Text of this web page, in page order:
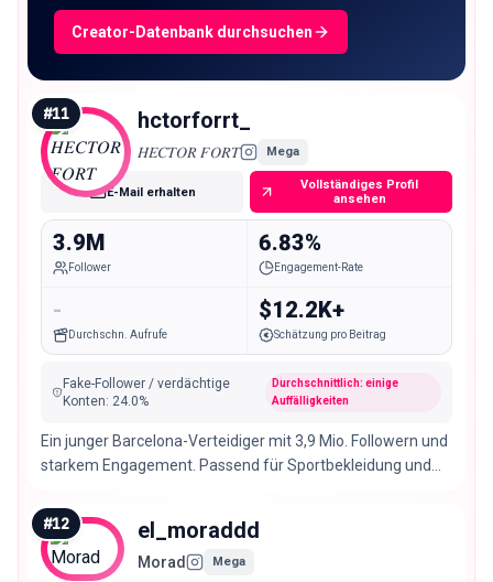
Creator-Datenbank durchsuchen
#11 hctorforrt_
𝐻𝐸𝐶𝑇𝑂𝑅 𝐹𝑂𝑅𝑇 Mega
E-Mail erhalten
Vollständiges Profil
ansehen
3.9M
Follower
6.83%
Engagement-Rate
-
Durchschn. Aufrufe
$12.2K+
Schätzung pro Beitrag
Fake-Follower / verdächtige
Konten: 24.0%
Durchschnittlich: einige
Auffälligkeiten
Ein junger Barcelona-Verteidiger mit 3,9 Mio. Followern und
starkem Engagement. Passend für Sportbekleidung und
#12 el_moraddd
Morad Mega